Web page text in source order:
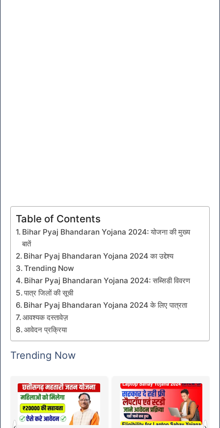
Table of Contents
Bihar Pyaj Bhandaran Yojana 2024: योजना की मुख्य
बातें
Bihar Pyaj Bhandaran Yojana 2024 का उद्देश्य
Trending Now
Bihar Pyaj Bhandaran Yojana 2024: सब्सिडी विवरण
पात्र जिलों की सूची
Bihar Pyaj Bhandaran Yojana 2024 के लिए पात्रता
आवश्यक दस्तावेज़
आवेदन प्रक्रिया
Trending Now